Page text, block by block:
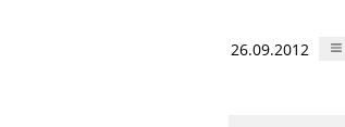
26.09.2012